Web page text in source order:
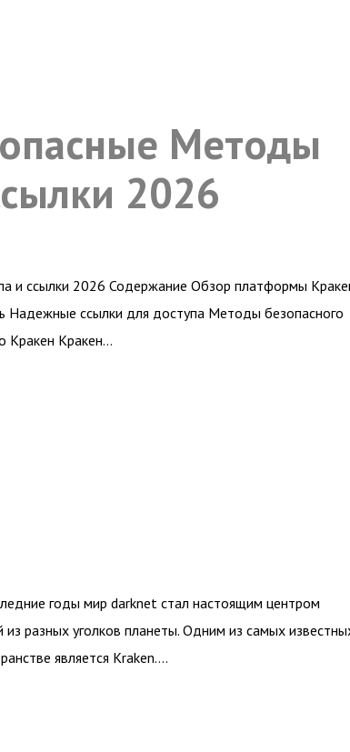
Методы
2026
и ссылки 2026 Содержание Обзор платформы
Надежные ссылки для доступа Методы безопасного
Кракен Кракен…
годы мир darknet стал настоящим центром
из разных уголков планеты. Одним из самых
является Kraken….